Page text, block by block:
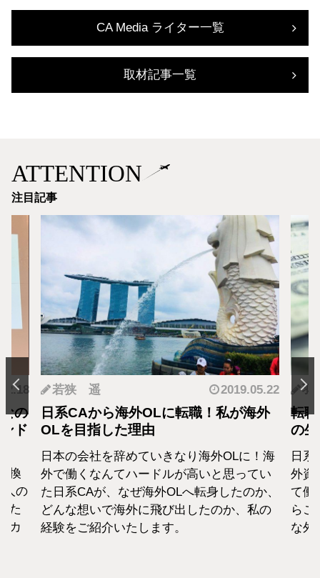
CA Media ライター一覧
取材記事一覧
ATTENTION
注目記事
外
い
か、
の
羽蘭 2018.01.04
転職・社会人経験ありの外資系CA！そ
の生活設計はどうなってる？
日系エアラインと違い新卒での募集がない
外資系のエアラインは、すでに社会人とし
て働いた経験をもつCAがほぼすべて。だか
らこそ、それぞれの考えも違います。そん
な外資系CAのお金事情をお話します。
転
者
終
か
紹